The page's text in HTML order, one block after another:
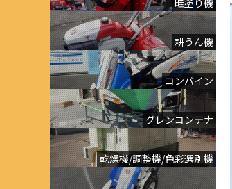
耕うん機
コンバイン
グレンコンテナ
乾燥機/調整機/色彩選別機